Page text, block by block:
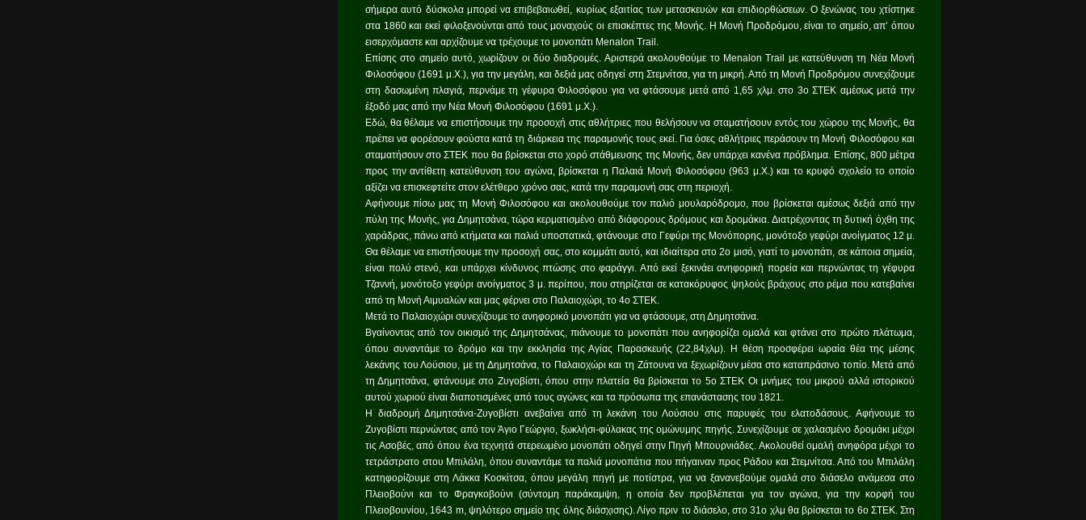
σήμερα αυτό δύσκολα μπορεί να επιβεβαιωθεί, κυρίως εξαιτίας των μετασκευών και επιδιορθώσεων. Ο ξενώνας του χτίστηκε
στα 1860 και εκεί φιλοξενούνται από τους μοναχούς οι επισκέπτες της Μονής. Η Μονή Προδρόμου, είναι το σημείο, απ’ όπου
εισερχόμαστε και αρχίζουμε να τρέχουμε το μονοπάτι Menalon Trail.
Επίσης στο σημείο αυτό, χωρίζουν οι δύο διαδρομές. Αριστερά ακολουθούμε το Menalon Trail με κατεύθυνση τη Νέα Μονή
Φιλοσόφου (1691 μ.Χ.), για την μεγάλη, και δεξιά μας οδηγεί στη Στεμνίτσα, για τη μικρή. Από τη Μονή Προδρόμου συνεχίζουμε
στη δασωμένη πλαγιά, περνάμε τη γέφυρα Φιλοσόφου για να φτάσουμε μετά από 1,65 χλμ. στο 3ο ΣΤΕΚ αμέσως μετά την
έξοδό μας από την Νέα Μονή Φιλοσόφου (1691 μ.Χ.).
Εδώ, θα θέλαμε να επιστήσουμε την προσοχή στις αθλήτριες που θελήσουν να σταματήσουν εντός του χώρου της Μονής, θα
πρέπει να φορέσουν φούστα κατά τη διάρκεια της παραμονής τους εκεί. Για όσες αθλήτριες περάσουν τη Μονή Φιλοσόφου και
σταματήσουν στο ΣΤΕΚ που θα βρίσκεται στο χορό στάθμευσης της Μονής, δεν υπάρχει κανένα πρόβλημα. Επίσης, 800 μέτρα
προς την αντίθετη κατεύθυνση του αγώνα, βρίσκεται η Παλαιά Μονή Φιλοσόφου (963 μ.Χ.) και το κρυφό σχολείο το οποίο
αξίζει να επισκεφτείτε στον ελέτθερο χρόνο σας, κατά την παραμονή σας στη περιοχή.
Αφήνουμε πίσω μας τη Μονή Φιλοσόφου και ακολουθούμε τον παλιό μουλαρόδρομο, που βρίσκεται αμέσως δεξιά από την
πύλη της Μονής, για Δημητσάνα, τώρα κερματισμένο από διάφορους δρόμους και δρομάκια. Διατρέχοντας τη δυτική όχθη της
χαράδρας, πάνω από κτήματα και παλιά υποστατικά, φτάνουμε στο Γεφύρι της Μονόπορης, μονότοξο γεφύρι ανοίγματος 12 μ.
Θα θέλαμε να επιστήσουμε την προσοχή σας, στο κομμάτι αυτό, και ιδιαίτερα στο 2ο μισό, γιατί το μονοπάτι, σε κάποια σημεία,
είναι πολύ στενό, και υπάρχει κίνδυνος πτώσης στο φαράγγι. Από εκεί ξεκινάει ανηφορική πορεία και περνώντας τη γέφυρα
Τζαννή, μονότοξο γεφύρι ανοίγματος 3 μ. περίπου, που στηρίζεται σε κατακόρυφος ψηλούς βράχους στο ρέμα που κατεβαίνει
από τη Μονή Αιμυαλών και μας φέρνει στο Παλαιοχώρι, το 4ο ΣΤΕΚ.
Μετά το Παλαιοχώρι συνεχίζουμε το ανηφορικό μονοπάτι για να φτάσουμε, στη Δημητσάνα.
Βγαίνοντας από τον οικισμό της Δημητσάνας, πιάνουμε το μονοπάτι που ανηφορίζει ομαλά και φτάνει στο πρώτο πλάτωμα,
όπου συναντάμε το δρόμο και την εκκλησία της Αγίας Παρασκευής (22,84χλμ). Η θέση προσφέρει ωραία θέα της μέσης
λεκάνης του Λούσιου, με τη Δημητσάνα, το Παλαιοχώρι και τη Ζάτουνα να ξεχωρίζουν μέσα στο καταπράσινο τοπίο. Μετά από
τη Δημητσάνα, φτάνουμε στο Ζυγοβίστι, όπου στην πλατεία θα βρίσκεται το 5ο ΣΤΕΚ Οι μνήμες του μικρού αλλά ιστορικού
αυτού χωριού είναι διαποτισμένες από τους αγώνες και τα πρόσωπα της επανάστασης του 1821.
Η διαδρομή Δημητσάνα-Ζυγοβίστι ανεβαίνει από τη λεκάνη του Λούσιου στις παρυφές του ελατοδάσους. Αφήνουμε το
Ζυγοβίστι περνώντας από τον Άγιο Γεώργιο, ξωκλήσι-φύλακας της ομώνυμης πηγής. Συνεχίζουμε σε χαλασμένο δρομάκι μέχρι
τις Ασοβές, από όπου ένα τεχνητά στερεωμένο μονοπάτι οδηγεί στην Πηγή Μπουρνιάδες. Ακολουθεί ομαλή ανηφόρα μέχρι το
τετράστρατο στου Μπιλάλη, όπου συναντάμε τα παλιά μονοπάτια που πήγαιναν προς Ράδου και Στεμνίτσα. Από του Μπιλάλη
κατηφορίζουμε στη Λάκκα Κοσκίτσα, όπου μεγάλη πηγή με ποτίστρα, για να ξανανεβούμε ομαλά στο διάσελο ανάμεσα στο
Πλειοβούνι και το Φραγκοβούνι (σύντομη παράκαμψη, η οποία δεν προβλέπεται για τον αγώνα, για την κορφή του
Πλειοβουνίου, 1643 m, ψηλότερο σημείο της όλης διάσχισης). Λίγο πριν το διάσελο, στο 31ο χλμ θα βρίσκεται το 6ο ΣΤΕΚ. Στη